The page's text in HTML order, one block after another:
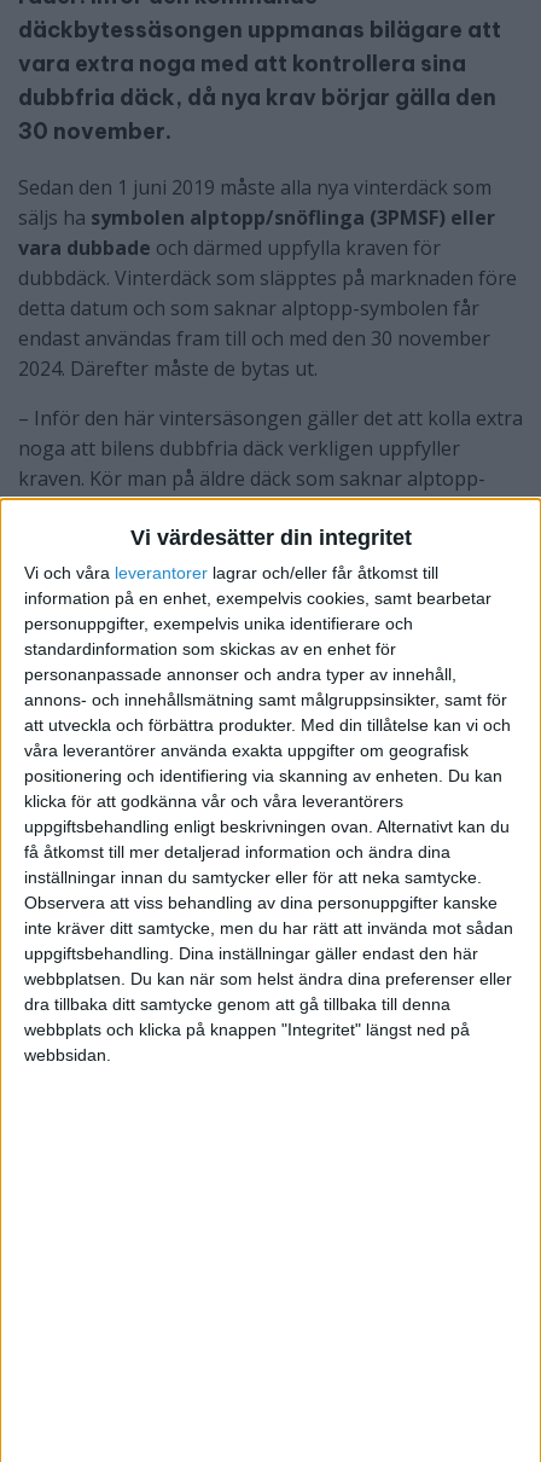
Vi värdesätter din integritet
Vi och våra leverantorer lagrar och/eller får åtkomst till
information på en enhet, exempelvis cookies, samt bearbetar
personuppgifter, exempelvis unika identifierare och
standardinformation som skickas av en enhet för
personanpassade annonser och andra typer av innehåll,
annons- och innehållsmätning samt målgruppsinsikter, samt för
att utveckla och förbättra produkter. Med din tillåtelse kan vi och
våra leverantörer använda exakta uppgifter om geografisk
positionering och identifiering via skanning av enheten. Du kan
klicka för att godkänna vår och våra leverantörers
uppgiftsbehandling enligt beskrivningen ovan. Alternativt kan du
få åtkomst till mer detaljerad information och ändra dina
inställningar innan du samtycker eller för att neka samtycke.
Observera att viss behandling av dina personuppgifter kanske
inte kräver ditt samtycke, men du har rätt att invända mot sådan
uppgiftsbehandling. Dina inställningar gäller endast den här
webbplatsen. Du kan när som helst ändra dina preferenser eller
dra tillbaka ditt samtycke genom att gå tillbaka till denna
webbplats och klicka på knappen "Integritet" längst ned på
webbsidan.
däckbytessäsongen uppmanas bilägare att
vara extra noga med att kontrollera sina
dubbfria däck, då nya krav börjar gälla den
30 november.
Sedan den 1 juni 2019 måste alla nya vinterdäck som
säljs ha symbolen alptopp/snöflinga (3PMSF) eller
vara dubbade och därmed uppfylla kraven för
dubbdäck. Vinterdäck som släpptes på marknaden före
detta datum och som saknar alptopp-symbolen får
endast användas fram till och med den 30 november
2024. Därefter måste de bytas ut.
– Inför den här vintersäsongen gäller det att kolla extra
noga att bilens dubbfria däck verkligen uppfyller
kraven. Kör man på äldre däck som saknar alptopp-
symbolen är det dags att köpa nya, säger Carl-Erik
Stjernvall, teknisk rådgivare på Riksförbundet M
Sverige.
Kraven omfattar enbart dubbfria däck, även kallade
friktionsdäck eller nordiska friktionsdäck. Dubbdäck,
som får användas under perioden 1 oktober till 15
april, berörs inte av samma krav. Vid vinterväglag eller
befarat vinterväglag är det tillåtet att använda
dubbdäck även utanför denna tidsram.